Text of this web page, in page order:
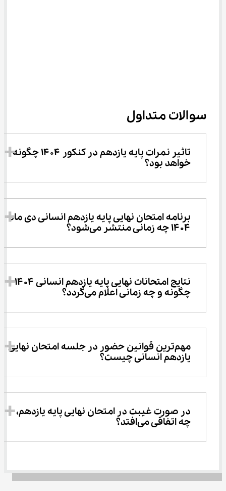
سوالات متداول
تاثیر نمرات پایه یازدهم در کنکور ۱۴۰۴ چگونه
خواهد بود؟
برنامه امتحان نهایی پایه یازدهم انسانی دی ماه
۱۴۰۴ چه زمانی منتشر می‌شود؟
نتایج امتحانات نهایی پایه یازدهم انسانی ۱۴۰۴
چگونه و چه زمانی اعلام می‌گردد؟
مهم‌ترین قوانین حضور در جلسه امتحان نهایی
یازدهم انسانی چیست؟
در صورت غیبت در امتحان نهایی پایه یازدهم،
چه اتفاقی می‌افتد؟